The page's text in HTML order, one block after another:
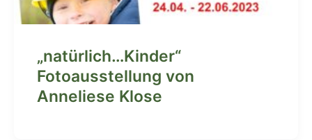
„natürlich…Kinder“
Fotoausstellung von
Anneliese Klose